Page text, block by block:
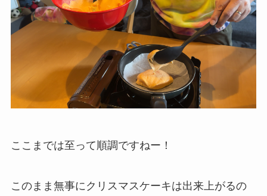
ここまでは至って順調ですねー！
このまま無事にクリスマスケーキは出来上がるの